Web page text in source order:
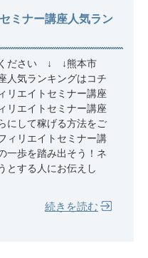
ミナー講座人気ラン
ください ↓ ↓熊本市
人気ランキングはコチ
リエイトセミナー講座
リエイトセミナー講座
にして稼げる方法をご
ィリエイトセミナー講
一歩を踏み出そう！ネ
とする人にお伝えし
続きを読む